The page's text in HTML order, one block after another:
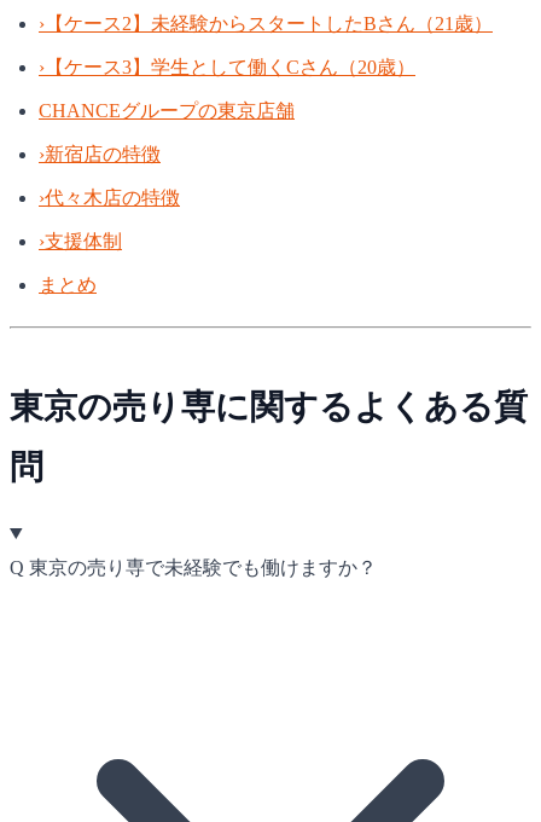
› 【ケース2】未経験からスタートしたBさん（21歳）
› 【ケース3】学生として働くCさん（20歳）
CHANCEグループの東京店舗
›新宿店の特徴
›代々木店の特徴
›支援体制
まとめ
東京の売り専に関するよくある質
問
Q 東京の売り専で未経験でも働けますか？